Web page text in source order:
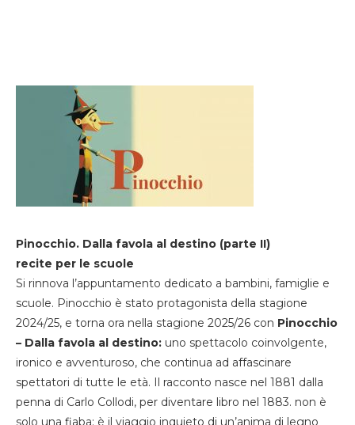
Pinocchio. Dalla favola al destino (parte II)
recite per le scuole
Si rinnova l’appuntamento dedicato a bambini, famiglie e
scuole. Pinocchio è stato protagonista della stagione
2024/25, e torna ora nella stagione 2025/26 con Pinocchio
– Dalla favola al destino: uno spettacolo coinvolgente,
ironico e avventuroso, che continua ad affascinare
spettatori di tutte le età. Il racconto nasce nel 1881 dalla
penna di Carlo Collodi, per diventare libro nel 1883. non è
solo una fiaba: è il viaggio inquieto di un’anima di legno